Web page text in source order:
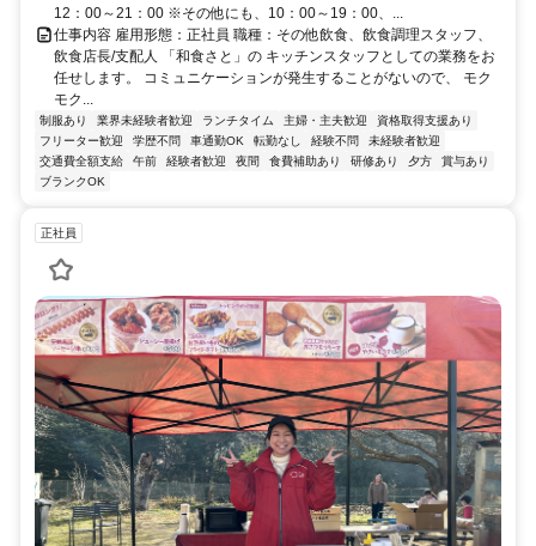
12：00～21：00 ※その他にも、10：00～19：00、...
仕事内容 雇用形態：正社員 職種：その他飲食、飲食調理スタッフ、
飲食店長/支配人 「和食さと」の キッチンスタッフとしての業務をお
任せします。 コミュニケーションが発生することがないので、 モク
モク...
制服あり 業界未経験者歓迎 ランチタイム 主婦・主夫歓迎
資格取得支援あり
フリーター歓迎
学歴不問 車通勤OK 転勤なし 経験不問
未経験者歓迎
交通費全額支給
午前 経験者歓迎 夜間 食費補助あり 研修あり 夕方
賞与あり
ブランクOK
正社員